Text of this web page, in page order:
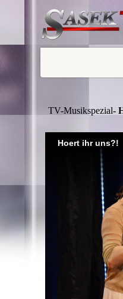
TV-Musikspezial-
Hoert ihr uns?!